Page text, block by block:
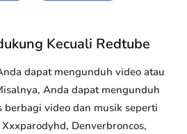
Kecuali Redtube
dapat mengunduh video atau
Anda dapat mengunduh
video dan musik seperti
Denverbroncos,